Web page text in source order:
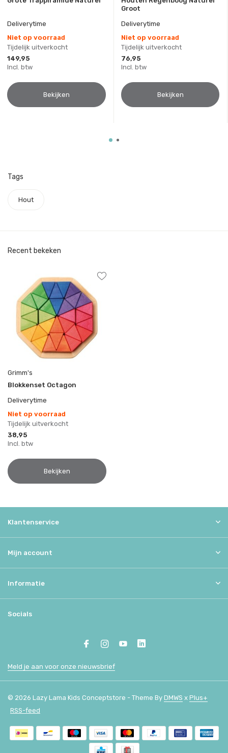
Deliverytime
Niet op voorraad
Tijdelijk uitverkocht
149,95
Incl. btw
Bekijken
Groot
Deliverytime
Niet op voorraad
Tijdelijk uitverkocht
76,95
Incl. btw
Bekijken
Tags
Hout
Recent bekeken
Grimm's
Blokkenset Octagon
Deliverytime
Niet op voorraad
Tijdelijk uitverkocht
38,95
Incl. btw
Bekijken
Klantenservice
Mijn account
Informatie
Socials
Meld je aan voor onze nieuwsbrief
© 2026 Lazy Lama Kids Conceptstore - Theme By DMWS x Plus+
RSS-feed